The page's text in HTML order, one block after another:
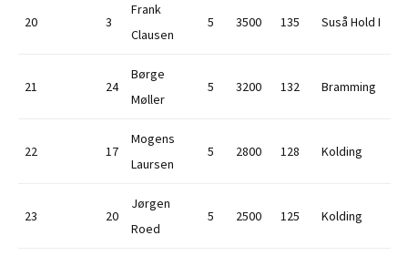
20 3
Frank
Clausen
5 3500 135 Suså Hold I
21 24
Børge
Møller
5 3200 132 Bramming
22 17
Mogens
Laursen
5 2800 128 Kolding
23 20
Jørgen
Roed
5 2500 125 Kolding